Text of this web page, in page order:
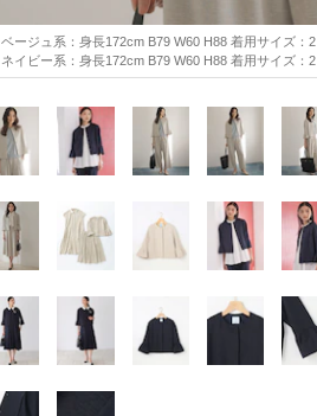
ベージュ系：身長172cm B79 W60 H88 着用サイズ：2
ネイビー系：身長172cm B79 W60 H88 着用サイズ：2